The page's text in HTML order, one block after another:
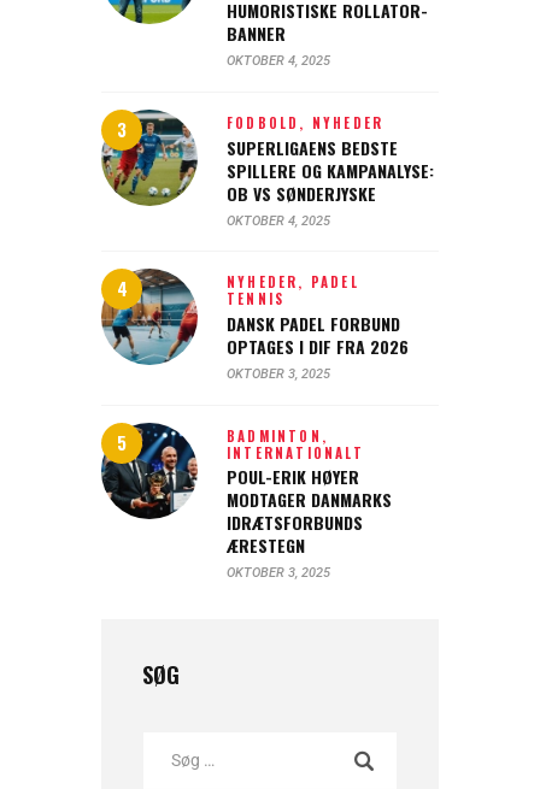
HUMORISTISKE ROLLATOR-
BANNER
OKTOBER 4, 2025
FODBOLD, NYHEDER
SUPERLIGAENS BEDSTE
SPILLERE OG KAMPANALYSE:
OB VS SØNDERJYSKE
OKTOBER 4, 2025
NYHEDER, PADEL
TENNIS
DANSK PADEL FORBUND
OPTAGES I DIF FRA 2026
OKTOBER 3, 2025
BADMINTON,
INTERNATIONALT
POUL-ERIK HØYER
MODTAGER DANMARKS
IDRÆTSFORBUNDS
ÆRESTEGN
OKTOBER 3, 2025
SØG